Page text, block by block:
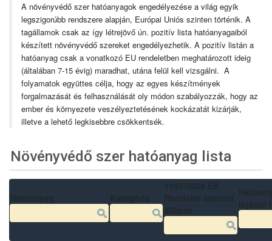
A növényvédő szer hatóanyagok engedélyezése a világ egyik
legszigorúbb rendszere alapján, Európai Uniós szinten történik. A
tagállamok csak az így létrejövő ún. pozitív lista hatóanyagaiból
készített növényvédő szereket engedélyezhetik. A pozitív listán a
hatóanyag csak a vonatkozó EU rendeletben meghatározott ideig
(általában 7-15 évig) maradhat, utána felül kell vizsgálni. A
folyamatok együttes célja, hogy az egyes készítmények
forgalmazását és felhasználását oly módon szabályozzák, hogy az
ember és környezete veszélyeztetésének kockázatát kizárják,
illetve a lehető legkisebbre csökkentsék.
Növényvédő szer hatóanyag lista